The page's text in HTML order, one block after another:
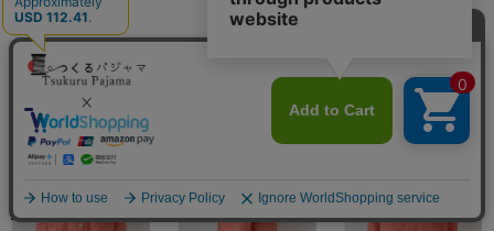
メニュー
長袖 前開き チュニック丈